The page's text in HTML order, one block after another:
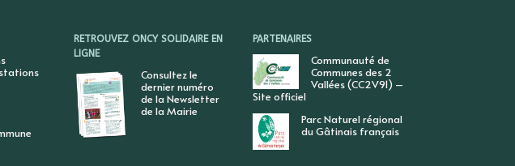
RETROUVEZ ONCY SOLIDAIRE EN
LIGNE
Consultez le
dernier numéro
de la Newsletter
de la Mairie
PARTENAIRES
Communauté de
Communes des 2
Vallées (CC2V91) –
Site officiel
Parc Naturel régional
du Gâtinais français